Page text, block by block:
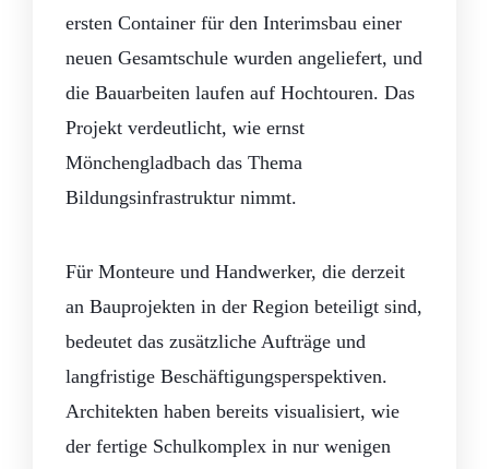
ersten Container für den Interimsbau einer
neuen Gesamtschule wurden angeliefert, und
die Bauarbeiten laufen auf Hochtouren. Das
Projekt verdeutlicht, wie ernst
Mönchengladbach das Thema
Bildungsinfrastruktur nimmt.
Für Monteure und Handwerker, die derzeit
an Bauprojekten in der Region beteiligt sind,
bedeutet das zusätzliche Aufträge und
langfristige Beschäftigungsperspektiven.
Architekten haben bereits visualisiert, wie
der fertige Schulkomplex in nur wenigen